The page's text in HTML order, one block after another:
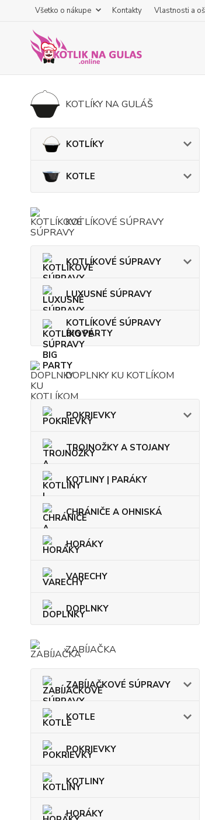
Všetko o nákupe Kontakty Vlastnosti a
KOTLÍKY NA GULÁŠ
KOTLÍKY
KOTLE
KOTLÍKOVÉ SÚPRAVY
KOTLÍKOVÉ SÚPRAVY
LUXUSNÉ SÚPRAVY
KOTLÍKOVÉ SÚPRAVY
BIG PARTY
DOPLNKY KU KOTLÍKOM
POKRIEVKY
TROJNOŽKY A STOJANY
KOTLINY | PARÁKY
CHRÁNIČE A OHNISKÁ
HORÁKY
VARECHY
DOPLNKY
ZABÍJAČKA
ZABÍJAČKOVÉ SÚPRAVY
KOTLE
POKRIEVKY
KOTLINY
HORÁKY